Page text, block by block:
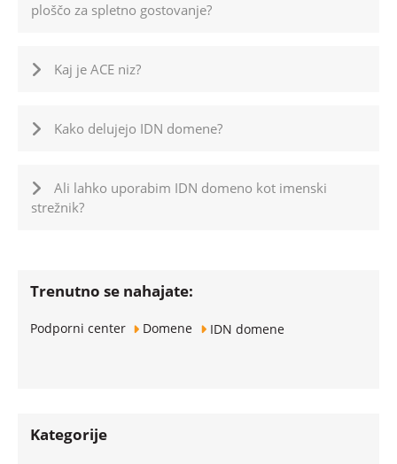
ploščo za spletno gostovanje?
Kaj je ACE niz?
Kako delujejo IDN domene?
Ali lahko uporabim IDN domeno kot imenski
strežnik?
Trenutno se nahajate:
Podporni center Domene IDN domene
Kategorije